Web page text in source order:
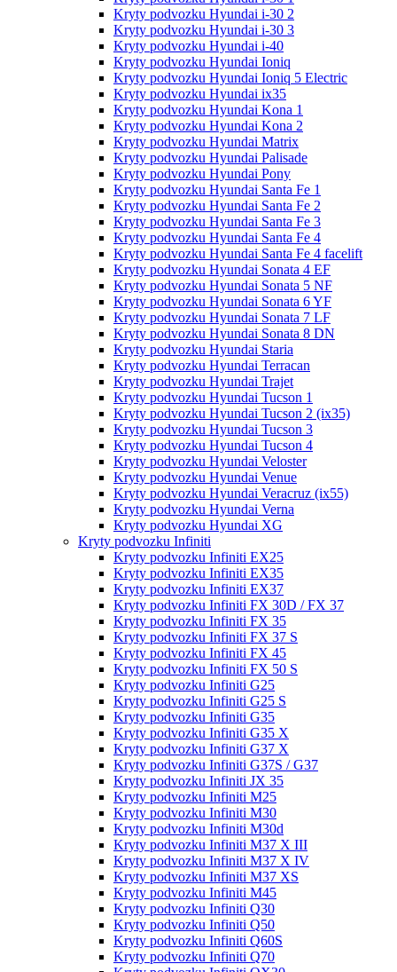
Kryty podvozku Hyundai i-30 2
Kryty podvozku Hyundai i-30 3
Kryty podvozku Hyundai i-40
Kryty podvozku Hyundai Ioniq
Kryty podvozku Hyundai Ioniq 5 Electric
Kryty podvozku Hyundai ix35
Kryty podvozku Hyundai Kona 1
Kryty podvozku Hyundai Kona 2
Kryty podvozku Hyundai Matrix
Kryty podvozku Hyundai Palisade
Kryty podvozku Hyundai Pony
Kryty podvozku Hyundai Santa Fe 1
Kryty podvozku Hyundai Santa Fe 2
Kryty podvozku Hyundai Santa Fe 3
Kryty podvozku Hyundai Santa Fe 4
Kryty podvozku Hyundai Santa Fe 4 facelift
Kryty podvozku Hyundai Sonata 4 EF
Kryty podvozku Hyundai Sonata 5 NF
Kryty podvozku Hyundai Sonata 6 YF
Kryty podvozku Hyundai Sonata 7 LF
Kryty podvozku Hyundai Sonata 8 DN
Kryty podvozku Hyundai Staria
Kryty podvozku Hyundai Terracan
Kryty podvozku Hyundai Trajet
Kryty podvozku Hyundai Tucson 1
Kryty podvozku Hyundai Tucson 2 (ix35)
Kryty podvozku Hyundai Tucson 3
Kryty podvozku Hyundai Tucson 4
Kryty podvozku Hyundai Veloster
Kryty podvozku Hyundai Venue
Kryty podvozku Hyundai Veracruz (ix55)
Kryty podvozku Hyundai Verna
Kryty podvozku Hyundai XG
Kryty podvozku Infiniti
Kryty podvozku Infiniti EX25
Kryty podvozku Infiniti EX35
Kryty podvozku Infiniti EX37
Kryty podvozku Infiniti FX 30D / FX 37
Kryty podvozku Infiniti FX 35
Kryty podvozku Infiniti FX 37 S
Kryty podvozku Infiniti FX 45
Kryty podvozku Infiniti FX 50 S
Kryty podvozku Infiniti G25
Kryty podvozku Infiniti G25 S
Kryty podvozku Infiniti G35
Kryty podvozku Infiniti G35 X
Kryty podvozku Infiniti G37 X
Kryty podvozku Infiniti G37S / G37
Kryty podvozku Infiniti JX 35
Kryty podvozku Infiniti M25
Kryty podvozku Infiniti M30
Kryty podvozku Infiniti M30d
Kryty podvozku Infiniti M37 X III
Kryty podvozku Infiniti M37 X IV
Kryty podvozku Infiniti M37 XS
Kryty podvozku Infiniti M45
Kryty podvozku Infiniti Q30
Kryty podvozku Infiniti Q50
Kryty podvozku Infiniti Q60S
Kryty podvozku Infiniti Q70